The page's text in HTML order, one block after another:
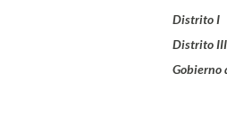
Distrito I
Distrito III
Gobierno